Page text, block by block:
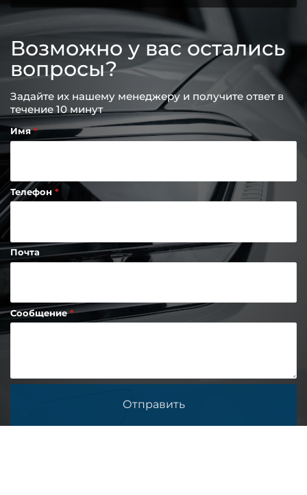
Возможно у вас остались
вопросы?
Задайте их нашему менеджеру и получите ответ в
течение 10 минут
Имя
Телефон
Почта
Сообщение